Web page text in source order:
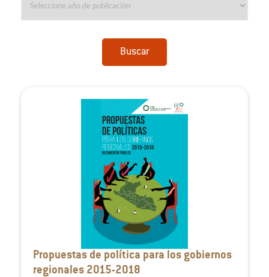
Buscar
Propuestas de política para los gobiernos
regionales 2015-2018